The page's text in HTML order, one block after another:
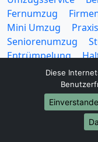
Fernumzug
Mini Umzug
Seniorenumzug
Entrümpelung
MöbelliftDiese